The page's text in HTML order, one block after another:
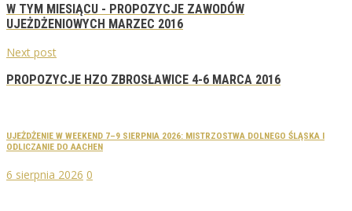
W TYM MIESIĄCU - PROPOZYCJE ZAWODÓW
UJEŻDŻENIOWYCH MARZEC 2016
Next post
PROPOZYCJE HZO ZBROSŁAWICE 4-6 MARCA 2016
UJEŻDŻENIE W WEEKEND 7–9 SIERPNIA 2026: MISTRZOSTWA DOLNEGO ŚLĄSKA I
ODLICZANIE DO AACHEN
6 sierpnia 2026 0